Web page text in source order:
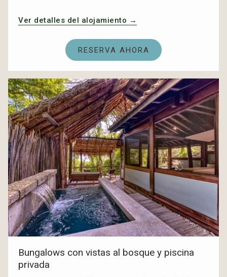
Ver detalles del alojamiento
RESERVA AHORA
Bungalows con vistas al bosque y piscina
privada